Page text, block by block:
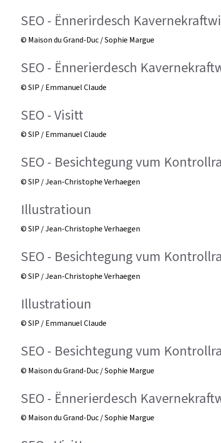
SEO - Ënnerirdesch
© Maison du Grand-Duc / Sophie Margue
SEO - Ënnerierdesch
© SIP / Emmanuel Claude
SEO - Visitt
© SIP / Emmanuel Claude
SEO - Besichtegung vum
© SIP / Jean-Christophe Verhaegen
Illustratioun
© SIP / Jean-Christophe Verhaegen
SEO - Besichtegung vum
© SIP / Jean-Christophe Verhaegen
Illustratioun
© SIP / Emmanuel Claude
SEO - Besichtegung vum
© Maison du Grand-Duc / Sophie Margue
SEO - Ënnerierdesch
© Maison du Grand-Duc / Sophie Margue